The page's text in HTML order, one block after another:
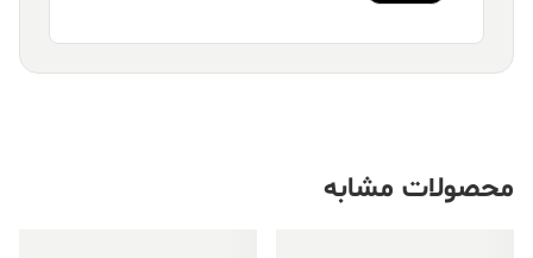
محصولات مشابه